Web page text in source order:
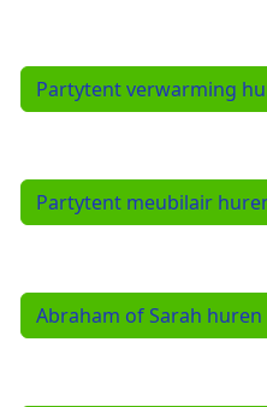
Partytent verwarming
Partytent meubilair
Abraham of Sarah huren